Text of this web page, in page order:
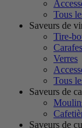
Tous
Saveurs de
Tire-
Carafes
Verres
Tous
Saveurs de
Saveurs de